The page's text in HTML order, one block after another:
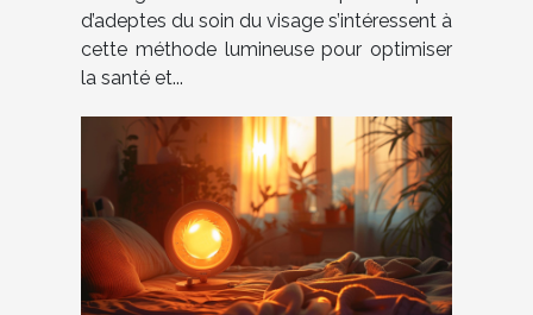
d’adeptes du soin du visage s’intéressent à
cette méthode lumineuse pour optimiser
la santé et...